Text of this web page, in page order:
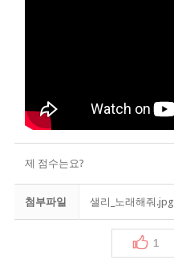
제 점수는요?
첨부파일 샐리_노래해줘.jpg
1